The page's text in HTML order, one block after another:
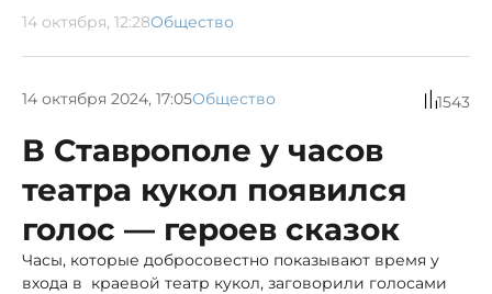
14 октября, 12:28Общество
14 октября 2024, 17:05Общество 1543
В Ставрополе у часов
театра кукол появился
голос — героев сказок
Часы, которые добросовестно показывают время у
входа в краевой театр кукол, заговорили голосами